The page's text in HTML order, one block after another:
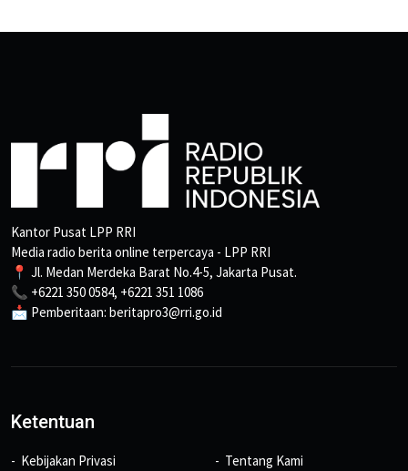
Kantor Pusat LPP RRI
Media radio berita online terpercaya - LPP RRI
📍 Jl. Medan Merdeka Barat No.4-5, Jakarta Pusat.
📞 +6221 350 0584, +6221 351 1086
📩 Pemberitaan: beritapro3@rri.go.id
Ketentuan
Kebijakan Privasi
Tentang Kami